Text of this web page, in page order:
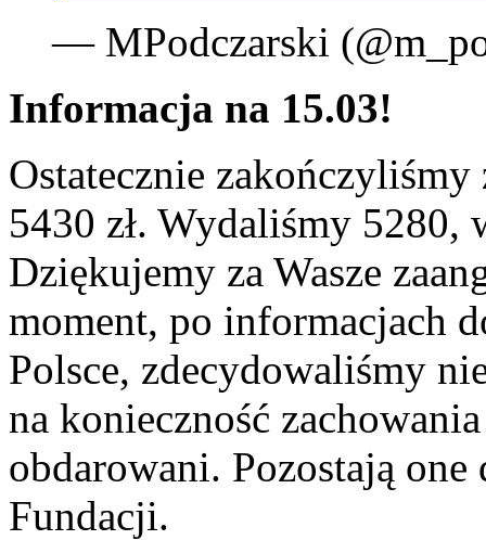
— MPodczarski
Informacja na 15.03!
Ostatecznie
5430 zł. Wydaliśmy 5280,
Dziękujemy za Wasze
moment, po informacjach
Polsce, zdecydowaliśmy
na konieczność
obdarowani. Pozostają
Fundacji.